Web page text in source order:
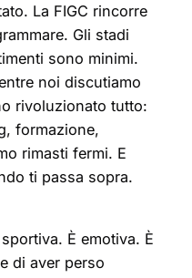
La FIGC rincorre
Gli stadi
sono minimi.
noi discutiamo
rivoluzionato tutto:
formazione,
rimasti fermi. E
ti passa sopra.
È emotiva. È
di aver perso